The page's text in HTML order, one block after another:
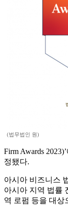
(법무법인 원)
Firm Awards
정됐다.
아시아 비즈니스
아시아 지역 법률
역 로펌 등을 대상